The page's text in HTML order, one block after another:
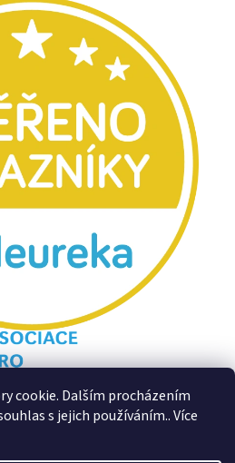
cookie. Dalším procházením
s jejich používáním.. Více